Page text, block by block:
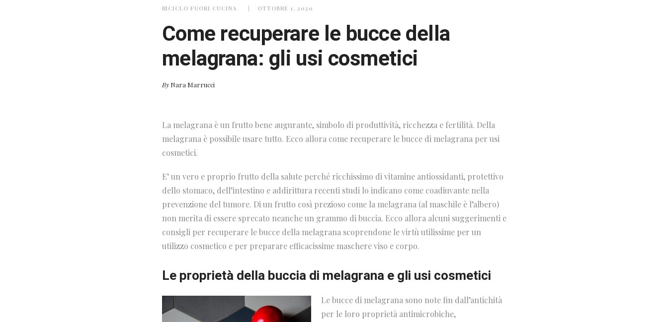
RICICLO FUORI CUCINA OTTOBRE 1, 2020
Come recuperare le bucce della
melagrana: gli usi cosmetici
By Nara Marrucci
La melagrana è un frutto bene augurante, simbolo di produttività, ricchezza e fertilità. Della
melagrana è possibile usare tutto. Ecco allora come recuperare le bucce di melagrana per usi
cosmetici.
E’ un vero e proprio frutto della salute perché ricchissimo di vitamine antiossidanti, protettivo
dello stomaco, dell’intestino e addirittura recenti studi lo indicano come coadiuvante nella
prevenzione del tumore. Di un frutto così prezioso come la melagrana (al maschile è l’albero)
non merita di essere sprecato neanche un grammo di buccia. Ecco allora alcuni suggerimenti e
consigli per recuperare le bucce della melagrana scoprendone le virtù utilissime per un
utilizzo cosmetico e per preparare efficacissime maschere viso e corpo.
Le proprietà della buccia di melagrana e gli usi cosmetici
Le bucce di melagrana sono note fin dall’antichità
per le loro proprietà antimicrobiche,